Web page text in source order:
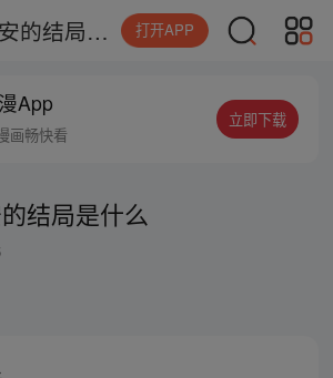
许七安和临安的结局是什么 打开APP
App
画畅快看
立即下载
结局是什么